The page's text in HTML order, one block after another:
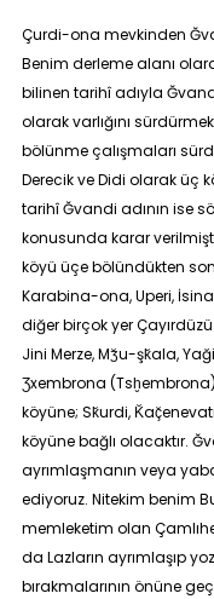
Çurdi-ona mevkinden
Benim derleme alanı
bilinen tarihî adıyla
olarak varlığını
bölünme çalışmaları
DerecikveDidi olarak üç
tarihî Ğvandi adının ise
konusunda karar
köyü üçe bölündükten
Karabina-ona, Uperi,
diğer birçok yer
Jini Merze, Mʒ̆u-şk̆ala,
Ʒxembrona
köyüne; Sk̆urdi,
köyüne bağlı olacaktır.
ayrımlaşmanın veya
ediyoruz. Nitekim benim
memleketim olan
da Lazların ayrımlaşıp
bırakmalarının önüne